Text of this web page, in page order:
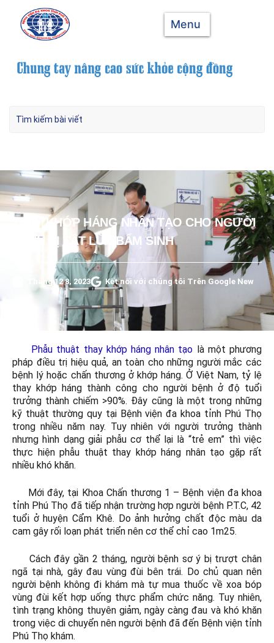
Menu
THAY KHỚP HÁNG NHÂN TẠO CHO NGƯỜI
BỆNH DỊ TẬT LÙN BẨM SINH
Tháng 12 8, 2023 Kết nối với chúng tôi Trên Google New
Phẫu thuật thay khớp háng nhân tạo là một phương
pháp điều trị hiệu quả, an toàn cho những người mắc các
bệnh lý hoặc chấn thương ở khớp háng. Ở Việt Nam, tỷ lệ
thay khớp háng thành công cho người bệnh ở độ tuổi
trưởng thành chiếm >90%. Đây cũng là một trong những
kỹ thuật thường quy tại Bệnh viện đa khoa tỉnh Phú Thọ
trong nhiều năm nay. Tuy nhiên với người trưởng thành
nhưng hình dạng giải phẫu cơ thể lại là “trẻ em” thì việc
thực hiện phẫu thuật thay khớp háng nhân tạo gặp rất
nhiều khó khăn.
Mới đây, tại Khoa Chấn thương 1 – Bệnh viện đa khoa
tỉnh Phú Thọ đã tiếp nhận trường hợp người bệnh P.T.C, 42
tuổi ở huyện Cẩm Khê. Do ảnh hưởng chất độc màu da
cam gây rối loạn phát triển nên cơ thể chỉ cao 1m25.
Cách đây gần 2 tháng, người bệnh sơ ý bị trượt chân
ngã tại nhà, gây đau vùng đùi bên trái. Do chủ quan nên
người bệnh không đi khám mà tự mua thuốc về xoa bóp
vùng đùi kết hợp uống thực phẩm chức năng. Tuy nhiên,
tình trạng không thuyên giảm, ngày càng đau và khó khăn
trong việc di chuyển nên người bệnh đã đến Bệnh viện tỉnh
Phú Thọ khám.